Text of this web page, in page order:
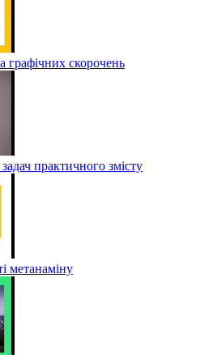
графічних скорочень
практичного змісту
метанаміну